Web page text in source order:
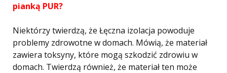
pianką PUR?
Niektórzy twierdzą, że Łęczna izolacja powoduje
problemy zdrowotne w domach. Mówią, że materiał
zawiera toksyny, które mogą szkodzić zdrowiu w
domach. Twierdzą również, że materiał ten może